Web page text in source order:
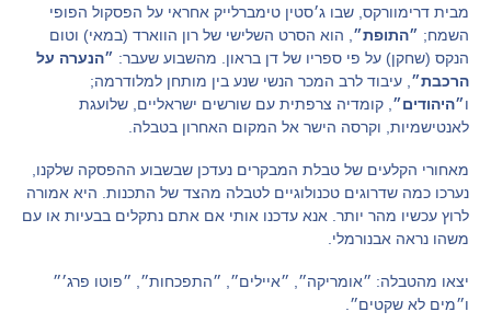
מבית דרימוורקס, שבו ג׳סטין טימברלייק אחראי על הפסקול הפופי
השמח; ״התופת״ , הוא הסרט השלישי של רון הווארד (במאי) וטום
הנקס (שחקן) על פי ספריו של דן בראון. מהשבוע שעבר: ״הנערה על
הרכבת״ , עיבוד לרב המכר הנשי שנע בין מותחן למלודרמה;
ו״היהודים״ , קומדיה צרפתית עם שורשים ישראליים, שלועגת
לאנטישמיות, וקרסה הישר אל המקום האחרון בטבלה.
מאחורי הקלעים של טבלת המבקרים נעדכן שבשבוע ההפסקה שלקנו,
נערכו כמה שדרוגים טכנולוגיים לטבלה מהצד של התכנות. היא אמורה
לרוץ עכשיו מהר יותר. אנא עדכנו אותי אם אתם נתקלים בבעיות או עם
משהו נראה אבנורמלי.
יצאו מהטבלה: ״אומריקה״, ״איילים״, ״התפכחות״, ״פוטו פרג׳״
ו״מים לא שקטים״.